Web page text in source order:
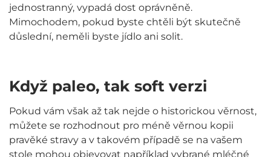
jednostranný, vypadá dost oprávněně.
Mimochodem, pokud byste chtěli být skutečně
důslední, neměli byste jídlo ani solit.
Když paleo, tak soft verzi
Pokud vám však až tak nejde o historickou věrnost,
můžete se rozhodnout pro méně věrnou kopii
pravěké stravy a v takovém případě se na vašem
stole mohou objevovat například vybrané mléčné